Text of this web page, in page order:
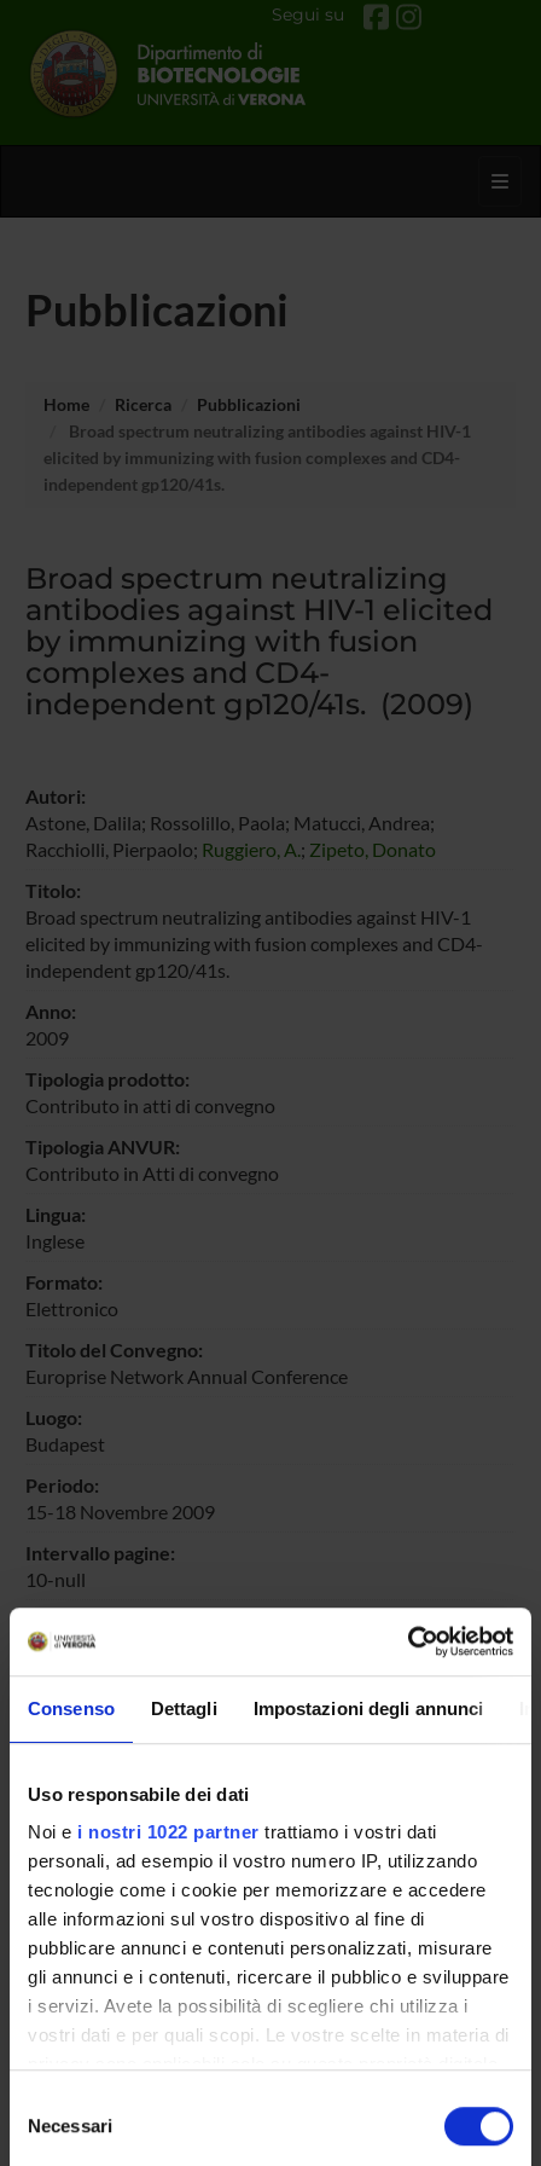
Consenso Dettagli Impostazioni degli annunci
Uso responsabile dei dati
Noi e i nostri 1022 partner trattiamo i vostri dati
personali, ad esempio il vostro numero IP, utilizzando
tecnologie come i cookie per memorizzare e accedere
alle informazioni sul vostro dispositivo al fine di
pubblicare annunci e contenuti personalizzati, misurare
gli annunci e i contenuti, ricercare il pubblico e sviluppare
i servizi. Avete la possibilità di scegliere chi utilizza i
vostri dati e per quali scopi. Le vostre scelte in materia di
modificare o revocare il proprio consenso in qualsiasi
momento dalla Dichiarazione sui cookie o facendo clic
delNecessari
Segui su
Pubblicazioni
Home Ricerca
Pubblicazioni
Broad spectrum neutralizing antibodies against HIV-1
elicited by immunizing with fusion complexes and CD4-
independent gp120/41s.
Broad spectrum neutralizing
antibodies against HIV-1 elicited
by immunizing with fusion
complexes and CD4-
independent gp120/41s. (2009)
Autori:
Astone, Dalila; Rossolillo, Paola; Matucci, Andrea;
Racchiolli, Pierpaolo; Ruggiero, A.; Zipeto, Donato
Titolo:
Broad spectrum neutralizing antibodies against HIV-1
elicited by immunizing with fusion complexes and CD4-
independent gp120/41s.
Anno:
2009
Tipologia prodotto:
Contributo in atti di convegno
Tipologia ANVUR:
Contributo in Atti di convegno
Lingua:
Inglese
Formato:
Elettronico
Titolo del Convegno:
Europrise Network Annual Conference
Luogo:
Budapest
Periodo:
15-18 Novembre 2009
Intervallo pagine:
10-null
HIV Antibody Vaccine
57970
11562/345952
depositato il:
28 ottobre 2010
ultima modifica:
14 novembre 2022
Citazione bibliografica:
Astone, Dalila; Rossolillo, Paola; Matucci, Andrea;
Racchiolli, Pierpaolo;Ruggiero, A.;Zipeto, Donato,Broad
spectrum neutralizing antibodies against HIV-1 elicited by
immunizing with fusion complexes and CD4-independent
Conference"
2009